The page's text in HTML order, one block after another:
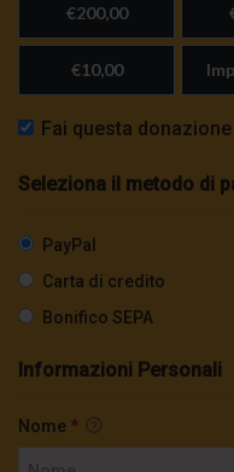
€200,00
€10,00
Fai questa
Seleziona il metodo di
PayPal
Carta di credito
Bonifico SEPA
Informazioni Personali
Nome *